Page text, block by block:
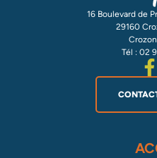
16 Boulevard de
29160
Tél : 02